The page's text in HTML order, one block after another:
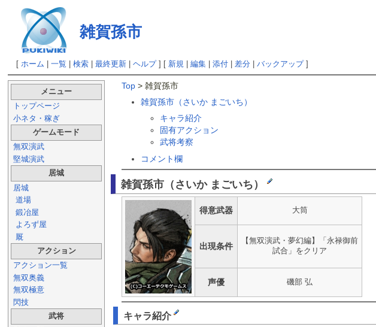
雑賀孫市
[ ホーム 一覧 検索| 最終更新| ヘルプ] [ 新規| 編集| 添付| 差分| バックアップ]
メニュー
トップページ
小ネタ・稼ぎ
ゲームモード
無双演武
堅城演武
居城
居城
道場
鍛冶屋
よろず屋
厩
アクション
アクション一覧
無双奥義
無双極意
閃技
武将
Top > 雑賀孫市
雑賀孫市（さいか まごいち）
キャラ紹介
固有アクション
武将考察
コメント欄
雑賀孫市（さいか まごいち）
得意武器 大筒
出現条件
【無双演武・夢幻編】「永禄御前
試合」をクリア
声優 磯部 弘
キャラ紹介